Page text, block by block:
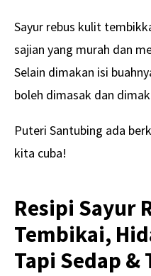
Sayur rebus kulit
sajian yang murah dan
Selain dimakan isi
boleh dimasak dan
Puteri Santubing ada
kita cuba!
Resipi Sayur
Tembikai,
Tapi Sedap &